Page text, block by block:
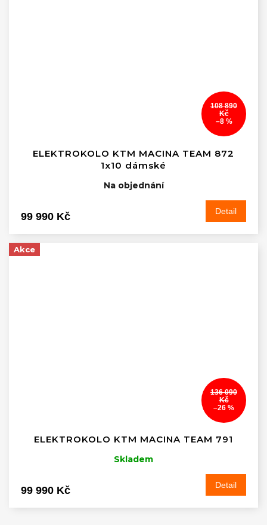
108 890
Kč
–8 %
ELEKTROKOLO KTM MACINA TEAM 872
1x10 dámské
Na objednání
99 990 Kč Detail
Akce
136 090
Kč
–26 %
ELEKTROKOLO KTM MACINA TEAM 791
Skladem
99 990 Kč Detail